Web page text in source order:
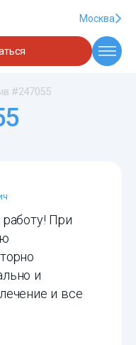
Москва
#247055
При
и
и все